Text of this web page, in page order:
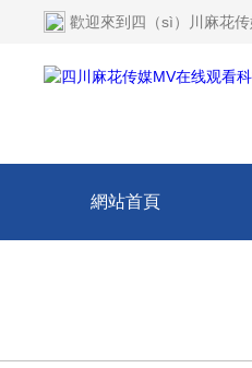
歡迎來到 四（sì）川麻花
網站首頁